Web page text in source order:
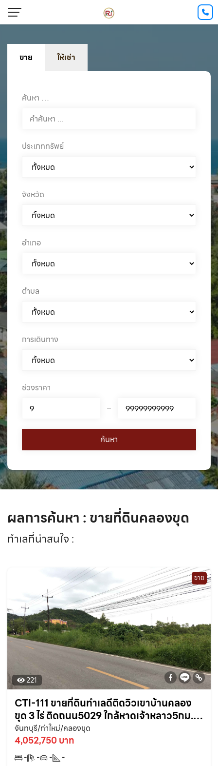
ขาย ให้เช่า
ค้นหา …
ประเภททรัพย์
จังหวัด
อำเภอ
ตำบล
การเดินทาง
ช่วงราคา
–
ผลการค้นหา : ขายที่ดินคลองขุด
ทำเลที่น่าสนใจ :
ขาย
221
CTI-111 ขายที่ดินทำเลดีติดวิวเขาบ้านคลอง
ขุด 3 ไร่ ติดถนน5029 ใกล้หาดเจ้าหลาว5กม.
อ.ท่าใหม่ จ.จันทบุรี
จันทบุรี/ท่าใหม่/คลองขุด
4,052,750 บาท
- - -
-